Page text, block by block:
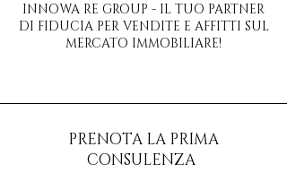
INNOWA RE GROUP - IL TUO PARTNER
DI FIDUCIA PER VENDITE E AFFITTI SUL
MERCATO IMMOBILIARE!
PRENOTA LA PRIMA
CONSULENZA